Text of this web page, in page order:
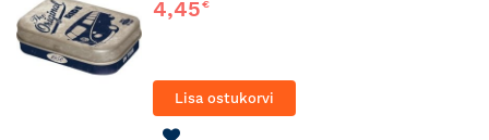
4,45€
Lisa ostukorvi